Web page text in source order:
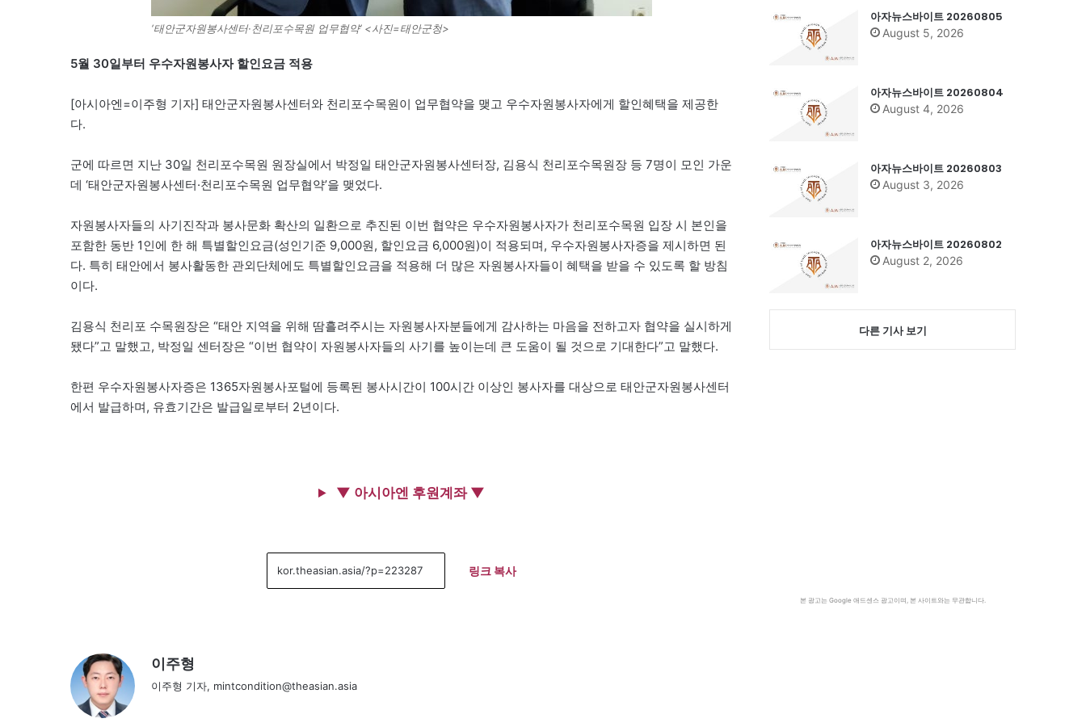
‘태안군자원봉사센터·천리포수목원 업무협약’ <사진=태안군청>
5월 30일부터 우수자원봉사자 할인요금 적용
[아시아엔=이주형 기자] 태안군자원봉사센터와 천리포수목원이 업무협약을 맺고 우수자원봉사자에게 할인혜택을 제공한
다.
군에 따르면 지난 30일 천리포수목원 원장실에서 박정일 태안군자원봉사센터장, 김용식 천리포수목원장 등 7명이 모인 가운
데 ‘태안군자원봉사센터·천리포수목원 업무협약’을 맺었다.
자원봉사자들의 사기진작과 봉사문화 확산의 일환으로 추진된 이번 협약은 우수자원봉사자가 천리포수목원 입장 시 본인을
포함한 동반 1인에 한 해 특별할인요금(성인기준 9,000원, 할인요금 6,000원)이 적용되며, 우수자원봉사자증을 제시하면 된
다. 특히 태안에서 봉사활동한 관외단체에도 특별할인요금을 적용해 더 많은 자원봉사자들이 혜택을 받을 수 있도록 할 방침
이다.
김용식 천리포 수목원장은 “태안 지역을 위해 땀흘려주시는 자원봉사자분들에게 감사하는 마음을 전하고자 협약을 실시하게
됐다”고 말했고, 박정일 센터장은 “이번 협약이 자원봉사자들의 사기를 높이는데 큰 도움이 될 것으로 기대한다”고 말했다.
한편 우수자원봉사자증은 1365자원봉사포털에 등록된 봉사시간이 100시간 이상인 봉사자를 대상으로 태안군자원봉사센터
에서 발급하며, 유효기간은 발급일로부터 2년이다.
▼ 아시아엔 후원계좌 ▼
링크 복사
이주형
이주형 기자, mintcondition@theasian.asia
아자뉴스바이트 20260805
August 5, 2026
아자뉴스바이트 20260804
August 4, 2026
아자뉴스바이트 20260803
August 3, 2026
아자뉴스바이트 20260802
August 2, 2026
다른 기사 보기
본 광고는 Google 애드센스 광고이며, 본 사이트와는 무관합니다.